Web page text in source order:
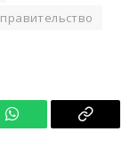
правительство
WhatsApp Copy